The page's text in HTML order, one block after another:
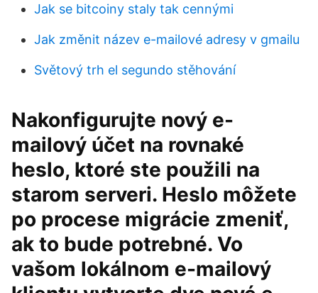
Jak se bitcoiny staly tak cennými
Jak změnit název e-mailové adresy v gmailu
Světový trh el segundo stěhování
Nakonfigurujte nový e-
mailový účet na rovnaké
heslo, ktoré ste použili na
starom serveri. Heslo môžete
po procese migrácie zmeniť,
ak to bude potrebné. Vo
vašom lokálnom e-mailový